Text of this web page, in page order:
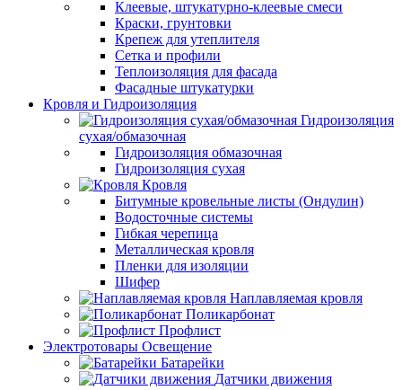
Клеевые, штукатурно-клеевые смеси
Краски, грунтовки
Крепеж для утеплителя
Сетка и профили
Теплоизоляция для фасада
Фасадные штукатурки
Кровля и Гидроизоляция
Гидроизоляция
сухая/обмазочная
Гидроизоляция обмазочная
Гидроизоляция сухая
Кровля
Битумные кровельные листы (Ондулин)
Водосточные системы
Гибкая черепица
Металлическая кровля
Пленки для изоляции
Шифер
Наплавляемая кровля
Поликарбонат
Профлист
Электротовары Освещение
Батарейки
Датчики движения